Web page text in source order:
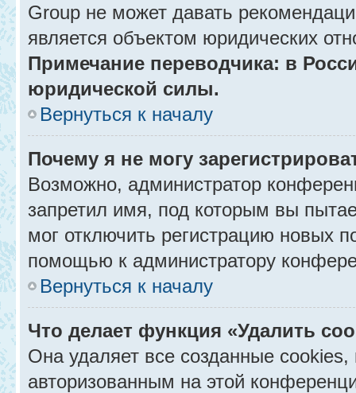
Group не может давать
является объектом юридических
Примечание переводчика: в
юридической силы.
Вернуться к началу
Почему я не могу
Возможно, администратор
запретил имя, под которым вы
мог отключить регистрацию новых
помощью к администратору
Вернуться к началу
Что делает функция «Удалить
Она удаляет все созданные
авторизованным на этой